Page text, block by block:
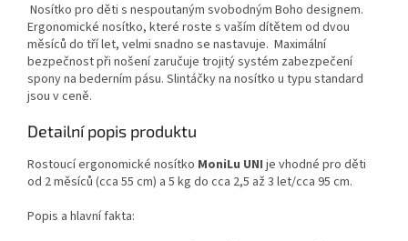
Nosítko pro děti s nespoutaným svobodným Boho designem.
Ergonomické nosítko, které roste s vaším dítětem od dvou
měsíců do tří let, velmi snadno se nastavuje. Maximální
bezpečnost při nošení zaručuje trojitý systém zabezpečení
spony na bederním pásu. Slintáčky na nosítko u typu standard
jsou v ceně.
Detailní popis produktu
Rostoucí ergonomické nosítko MoniLu UNI je vhodné pro děti
od 2 měsíců (cca 55 cm) a 5 kg do cca 2,5 až 3 let/cca 95 cm.
Popis a hlavní fakta: